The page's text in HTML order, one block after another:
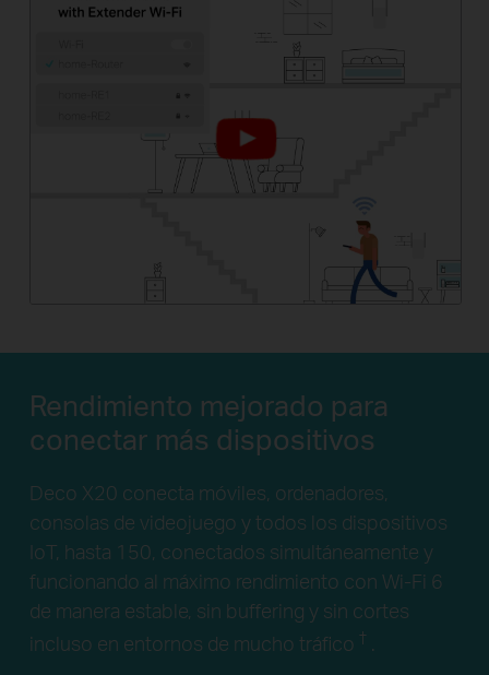
Rendimiento mejorado para
conectar más dispositivos
Deco X20 conecta móviles, ordenadores,
consolas de videojuego y todos los dispositivos
IoT, hasta 150, conectados simultáneamente y
funcionando al máximo rendimiento con Wi-Fi 6
de manera estable, sin buffering y sin cortes
incluso en entornos de mucho tráfico † .